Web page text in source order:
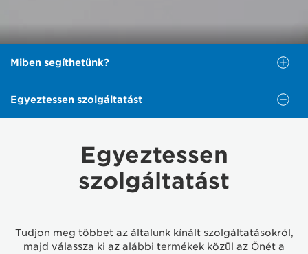
Miben segíthetünk?
Miben segíthetünk?
Válasszon az alábbi lehetőségek közül a szükséges
támogatás igénybevételéhez.
Egyeztessen szolgáltatást
Egyeztessen
szolgáltatást
Tudjon meg többet az általunk kínált szolgáltatásokról,
majd válassza ki az alábbi termékek közül az Önét a